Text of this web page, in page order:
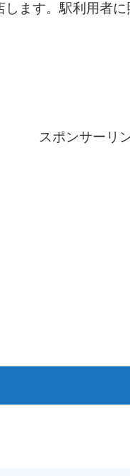
ます。駅利用者
スポンサーリ